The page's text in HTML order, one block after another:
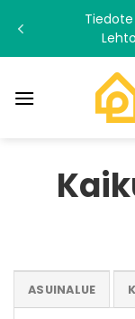
content
ASUINALUE